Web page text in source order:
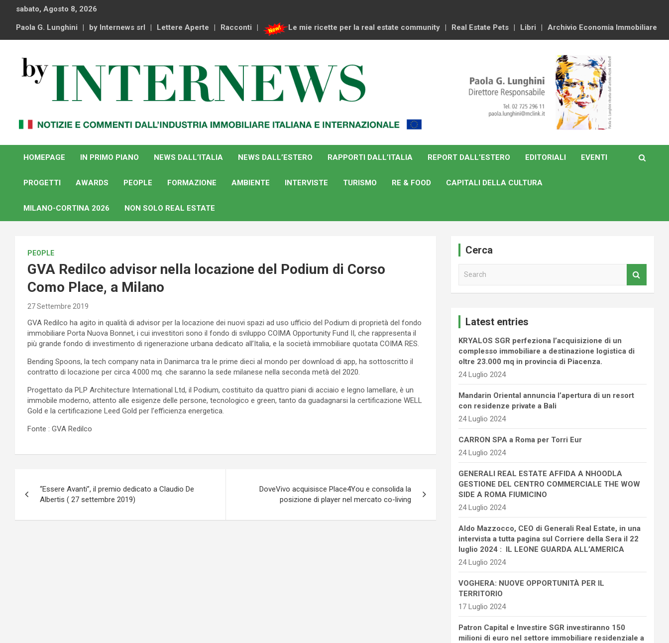
content
sabato, Agosto 8, 2026
Paola G. Lunghini by Internews srl Lettere Aperte Racconti Le mie ricette per la real estate community Real Estate Pets Libri Archivio Economia Immobiliare
By Internews
internazionale
HOMEPAGE
IN PRIMO PIANO NEWS DALL’ITALIA NEWS DALL’ESTERO RAPPORTI DALL’ITALIA REPORT DALL’ESTERO EDITORIALI EVENTI
PROGETTI AWARDS PEOPLE FORMAZIONE AMBIENTE INTERVISTE TURISMO RE & FOOD CAPITALI DELLA CULTURA
MILANO-CORTINA 2026 NON SOLO REAL ESTATE
PEOPLE
GVA Redilco advisor nella locazione del Podium di Corso
Como Place, a Milano
27 Settembre 2019
GVA Redilco ha agito in qualità di advisor per la locazione dei nuovi spazi ad uso ufficio del Podium di proprietà del fondo
immobiliare Porta Nuova Bonnet, i cui investitori sono il fondo di sviluppo COIMA Opportunity Fund II, che rappresenta il
più grande fondo di investimento di rigenerazione urbana dedicato all’Italia, e la società immobiliare quotata COIMA RES.
Bending Spoons, la tech company nata in Danimarca tra le prime dieci al mondo per download di app, ha sottoscritto il
contratto di locazione per circa 4.000 mq. che saranno la sede milanese nella seconda metà del 2020.
Progettato da PLP Architecture International Ltd, il Podium, costituito da quattro piani di acciaio e legno lamellare, è un
immobile moderno, attento alle esigenze delle persone, tecnologico e green, tanto da guadagnarsi la certificazione WELL
Gold e la certificazione Leed Gold per l’efficienza energetica.
Fonte : GVA Redilco
articoli
“Essere Avanti”, il premio dedicato a Claudio De
Albertis ( 27 settembre 2019)
DoveVivo acquisisce Place4You e consolida la
posizione di player nel mercato co-living
Cerca
Latest entries
KRYALOS SGR perfeziona l’acquisizione di un
complesso immobiliare a destinazione logistica di
oltre 23.000 mq in provincia di Piacenza.
24 Luglio 2024
Mandarin Oriental annuncia l’apertura di un resort
con residenze private a Bali
24 Luglio 2024
CARRON SPA a Roma per Torri Eur
24 Luglio 2024
GENERALI REAL ESTATE AFFIDA A NHOODLA
GESTIONE DEL CENTRO COMMERCIALE THE WOW
SIDE A ROMA FIUMICINO
24 Luglio 2024
Aldo Mazzocco, CEO di Generali Real Estate, in una
intervista a tutta pagina sul Corriere della Sera il 22
luglio 2024 : IL LEONE GUARDA ALL’AMERICA
24 Luglio 2024
VOGHERA: NUOVE OPPORTUNITÀ PER IL
TERRITORIO
17 Luglio 2024
Patron Capital e Investire SGR investiranno 150
milioni di euro nel settore immobiliare residenziale a